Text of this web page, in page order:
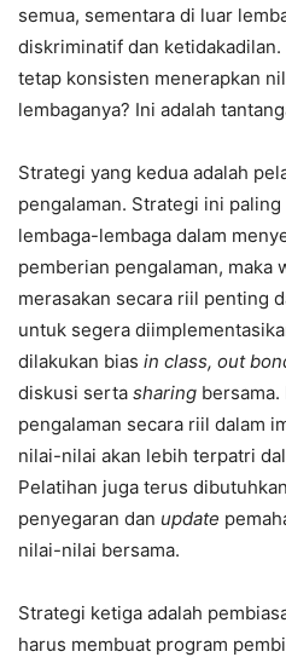
semua, sementara di luar
diskriminatif dan ketidakadilan.
tetap konsisten menerapkan
lembaganya? Ini adalah
Strategi yang kedua adalah
pengalaman. Strategi ini
lembaga-lembaga dalam
pemberian pengalaman, maka
merasakan secara riil penting
untuk segera
dilakukan bias in class, out
diskusi serta sharing
pengalaman secara riil dalam
nilai-nilai akan lebih terpatri
Pelatihan juga terus
penyegaran dan update
nilai-nilai bersama.
Strategi ketiga adalah
harus membuat program